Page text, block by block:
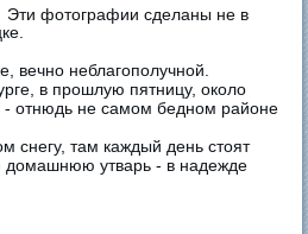
Эти фотографии сделаны не в
вечно неблагополучной.
в прошлую пятницу, около
- отнюдь не самом бедном районе
снегу, там каждый день стоят
утварь - в надежде